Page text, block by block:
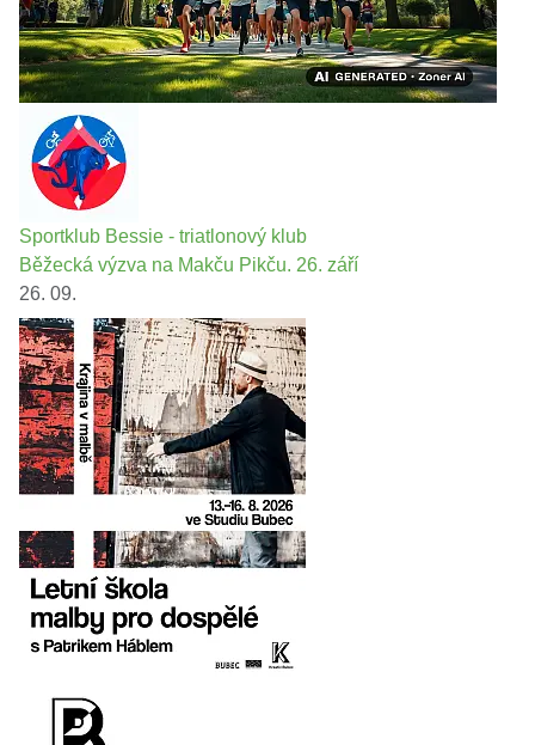
Sportklub Bessie - triatlonový klub
Běžecká výzva na Makču Pikču. 26. září
26. 09.